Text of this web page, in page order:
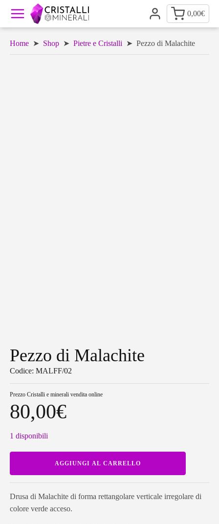
0,00€
Home ➤ Shop ➤ Pietre e Cristalli ➤ Pezzo di Malachite
Pezzo di Malachite
Codice: MALFF/02
Prezzo Cristalli e minerali vendita online
80,00€
1 disponibili
Malachite
quantità
AGGIUNGI AL CARRELLO
Drusa di Malachite di forma rettangolare verticale irregolare di
colore verde acceso.